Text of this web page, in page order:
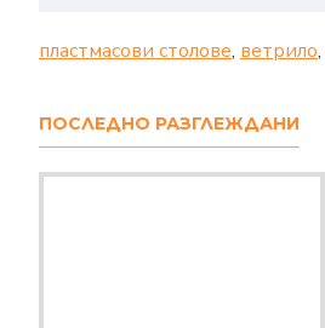
пластмасови столове, ветрило,
ПОСЛЕДНО РАЗГЛЕЖДАНИ